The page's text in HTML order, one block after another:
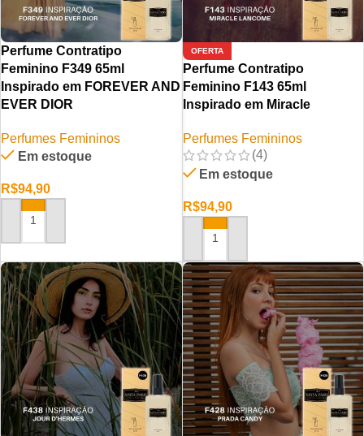
Perfume Contratipo
Feminino F349 65ml
Inspirado em FOREVER AND
EVER DIOR
Perfumes Femininos
Em estoque
R$94,90
ADICIONAR AO CARRINHO
OFERTA
Perfume Contratipo
Feminino F143 65ml
Inspirado em Miracle
Perfumes Femininos
(4)
Em estoque
R$94,90
ADICIONAR AO CARRINHO